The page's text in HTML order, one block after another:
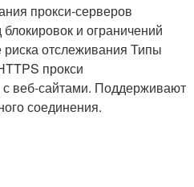
прокси-серверов
и ограничений
отслеживания Типы
прокси
веб-сайтами. Поддерживают
соединения.